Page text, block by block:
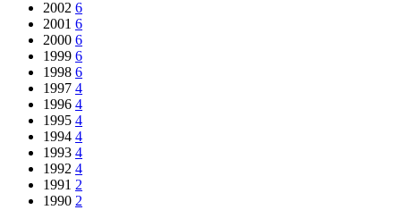
2002 6
2001 6
2000 6
1999 6
1998 6
1997 4
1996 4
1995 4
1994 4
1993 4
1992 4
1991 2
1990 2